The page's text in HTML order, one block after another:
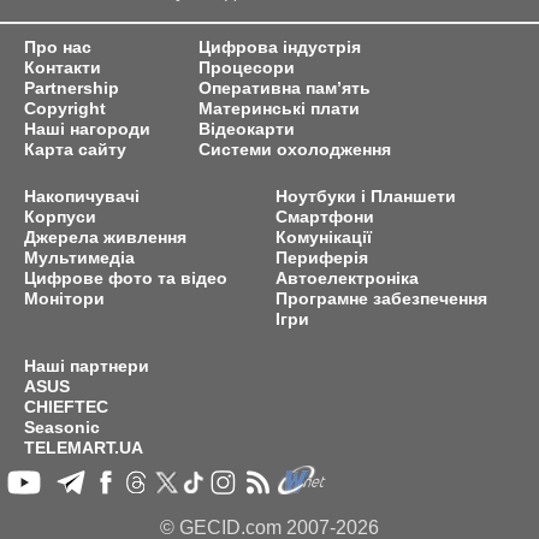
Про нас
Контакти
Partnership
Copyright
Наші нагороди
Карта сайту
Цифрова індустрія
Процесори
Оперативна пам’ять
Материнські плати
Відеокарти
Системи охолодження
Накопичувачі
Корпуси
Джерела живлення
Мультимедіа
Цифрове фото та відео
Монітори
Ноутбуки і Планшети
Смартфони
Комунікації
Периферія
Автоелектроніка
Програмне забезпечення
Ігри
Наші партнери
ASUS
CHIEFTEC
Seasonic
TELEMART.UA
© GECID.com 2007-2026